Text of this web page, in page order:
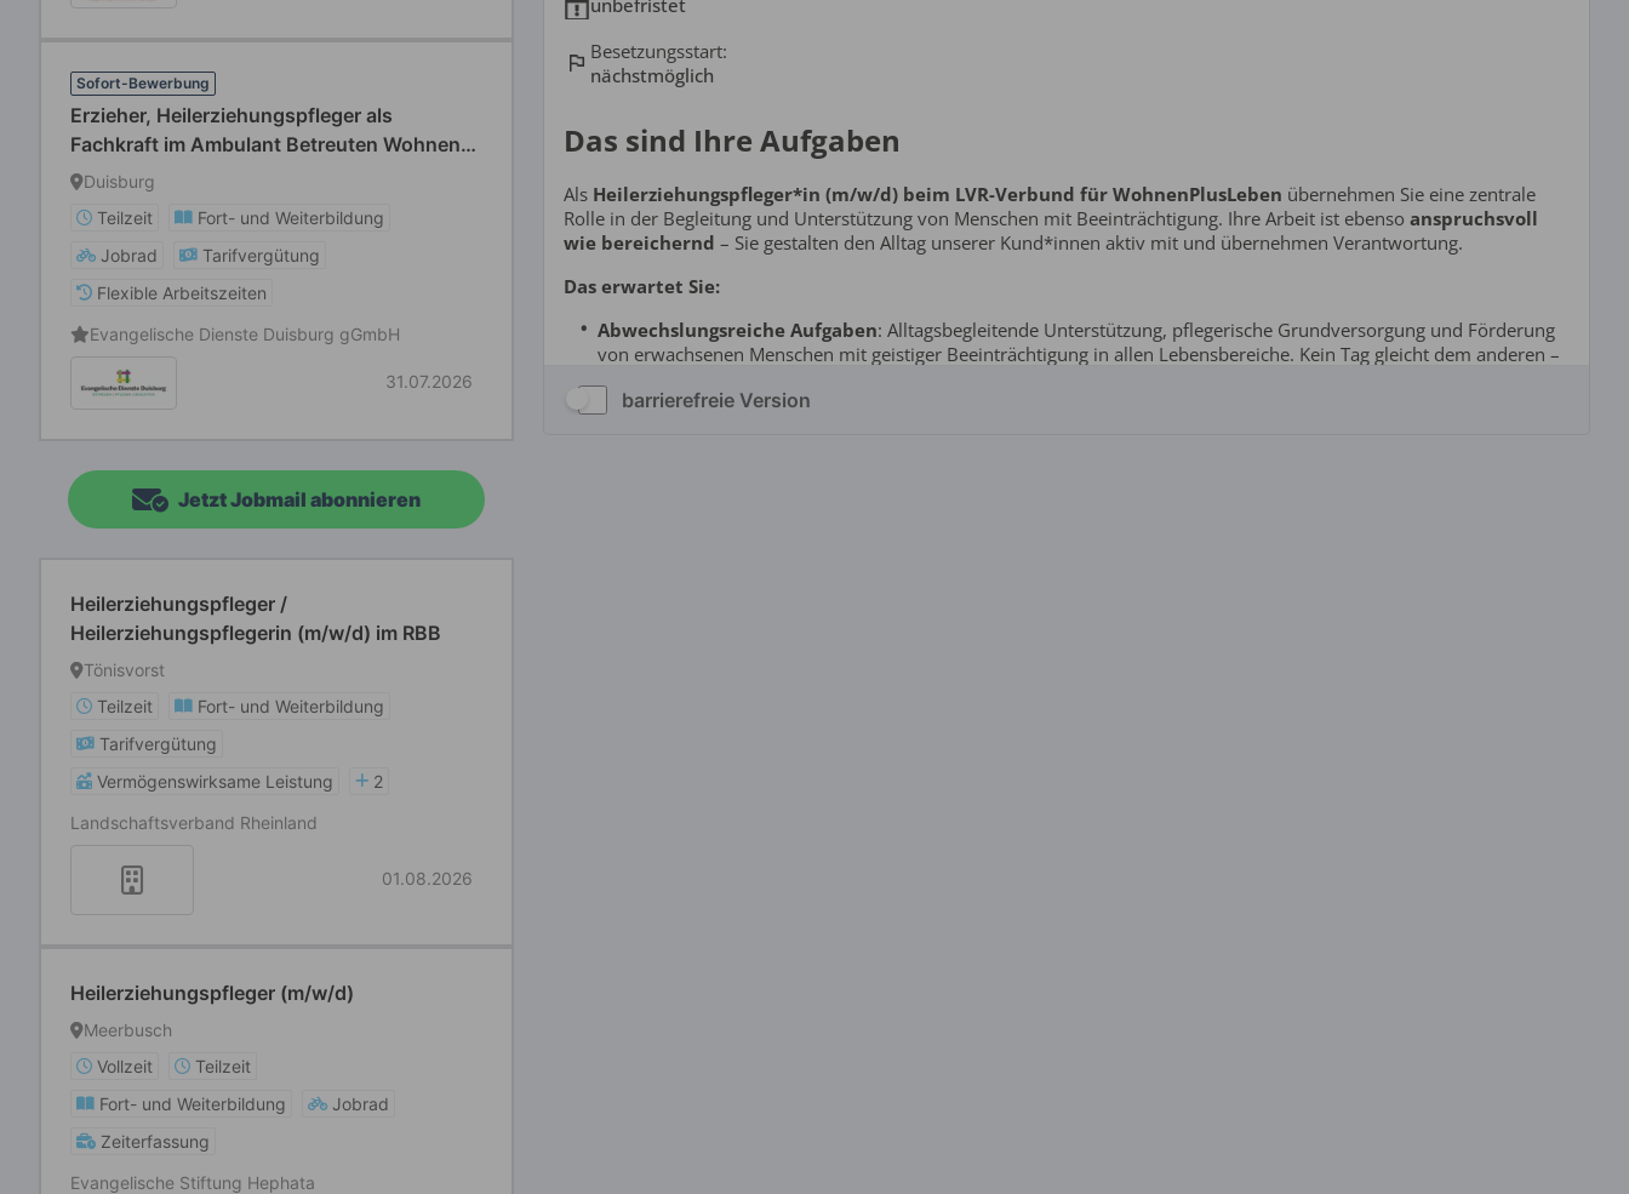
Sofort-Bewerbung
Erzieher, Heilerziehungspfleger als
Fachkraft im Ambulant Betreuten Wohnen
für Menschen mit Behinderung (m/w/d) in
Duisburg
Teilzeit
Fort- und Weiterbildung
Jobrad
Tarifvergütung
Flexible Arbeitszeiten
Evangelische Dienste Duisburg gGmbH
31.07.2026
Jetzt Jobmail abonnieren
Heilerziehungspfleger /
Heilerziehungspflegerin (m/w/d) im RBB
Tönisvorst
Teilzeit
Fort- und Weiterbildung
Tarifvergütung
Vermögenswirksame Leistung
2
Landschaftsverband Rheinland
01.08.2026
Heilerziehungspfleger (m/w/d)
Meerbusch
Vollzeit
Teilzeit
Fort- und Weiterbildung
Jobrad
Zeiterfassung
Evangelische Stiftung Hephata
barrierefreie Version